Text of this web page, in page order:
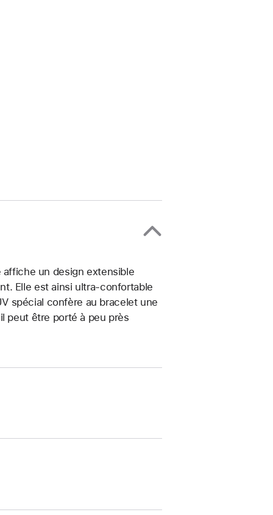
un design extensible
Elle est ainsi ultra-confortable
spécial confère au bracelet une
peut être porté à peu près